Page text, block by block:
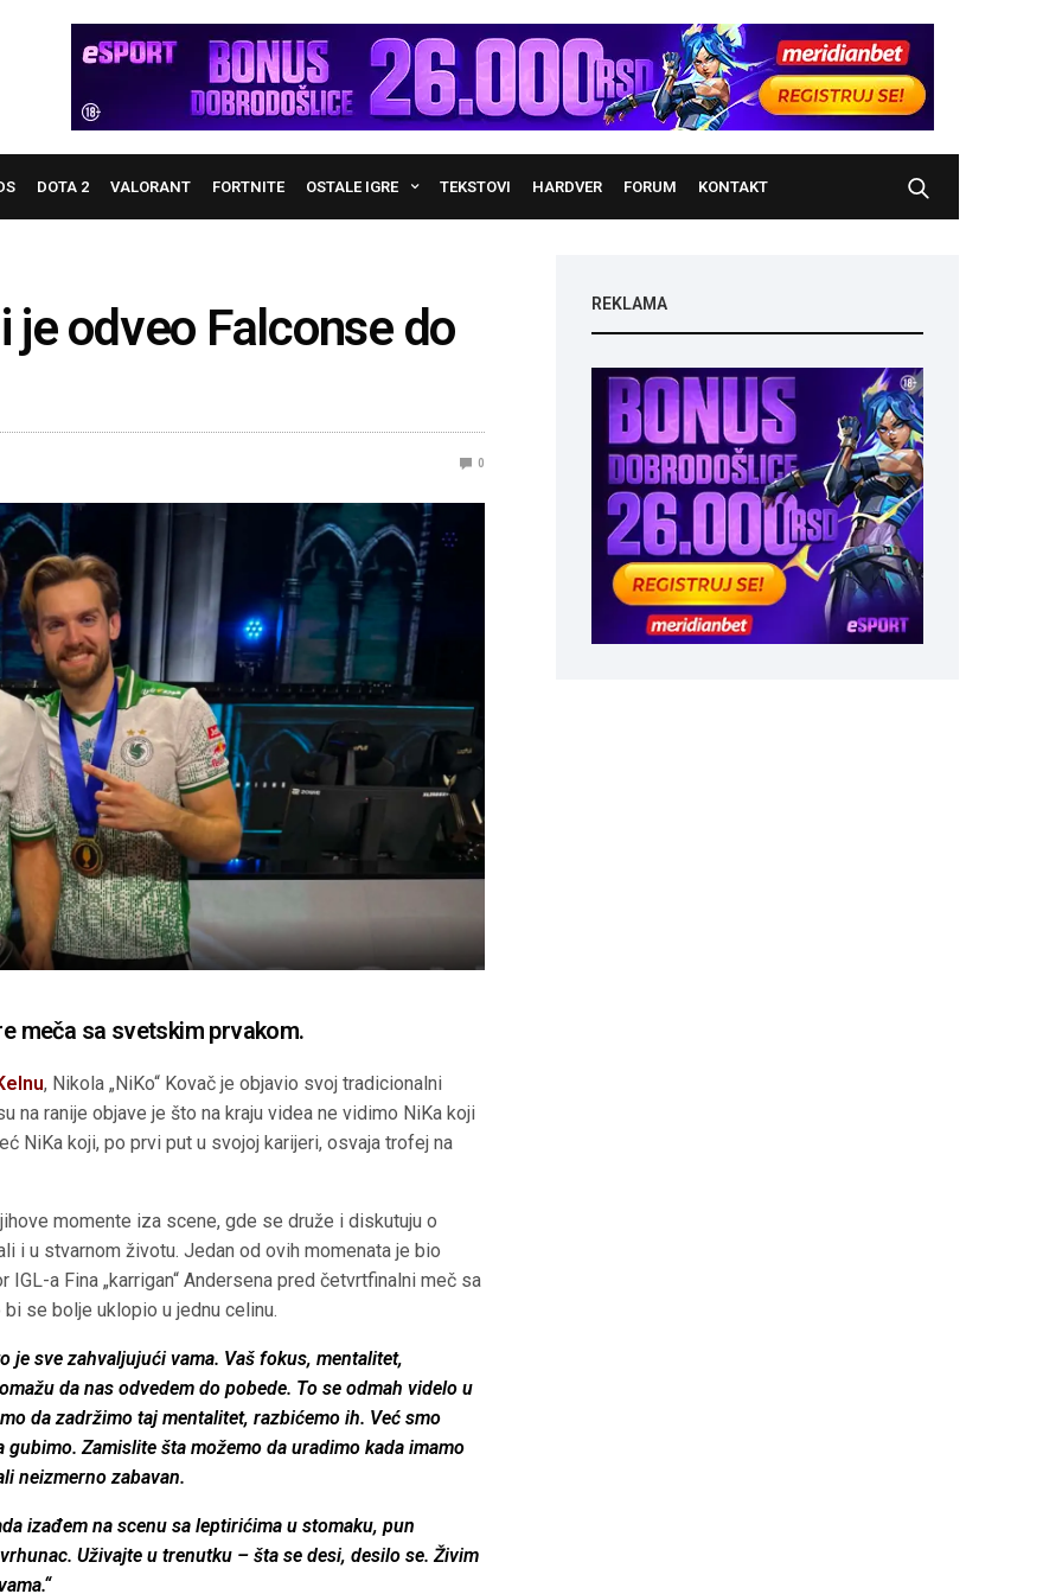
DOTA 2 VALORANT FORTNITE OSTALE IGRE TEKSTOVI HARDVER FORUM KONTAKT
odveo Falconse do
0
meča sa svetskim prvakom.
, Nikola „NiKo“ Kovač je objavio svoj tradicionalni
na ranije objave je što na kraju videa ne vidimo NiKa koji
NiKa koji, po prvi put u svojoj karijeri, osvaja trofej na
momente iza scene, gde se druže i diskutuju o
i u stvarnom životu. Jedan od ovih momenata je bio
a Fina „karrigan“ Andersena pred četvrtfinalni meč sa
se bolje uklopio u jednu celinu.
je sve zahvaljujući vama. Vaš fokus, mentalitet,
da nas odvedem do pobede. To se odmah videlo u
da zadržimo taj mentalitet, razbićemo ih. Već smo
Zamislite šta možemo da uradimo kada imamo
neizmerno zabavan.
izađem na scenu sa leptirićima u stomaku, pun
Uživajte u trenutku – šta se desi, desilo se. Živim
REKLAMA